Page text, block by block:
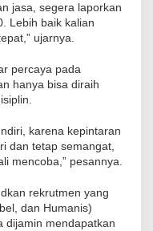
jasa, segera laporkan
Lebih baik kalian
ujarnya.
percaya pada
hanya bisa diraih
karena kepintaran
dan tetap semangat,
mencoba,” pesannya.
rekrutmen yang
dan Humanis)
dijamin mendapatkan